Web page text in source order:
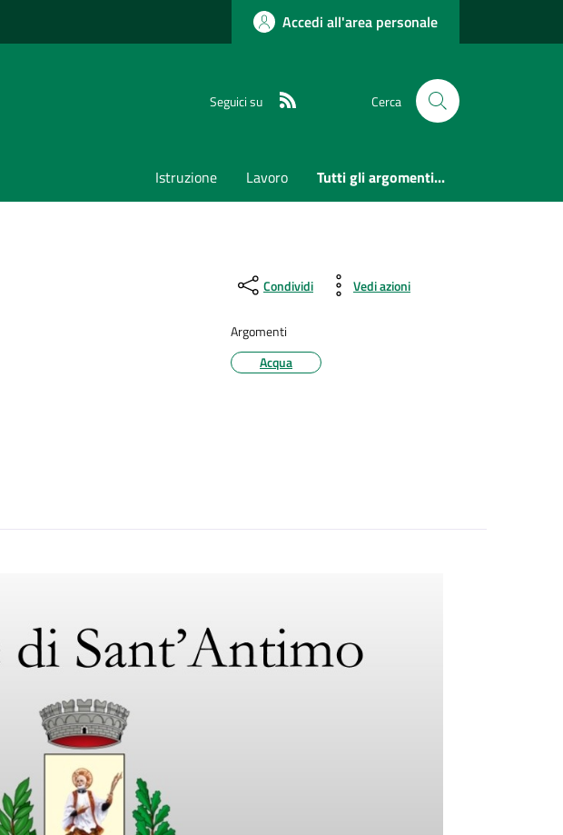
Accedi all'area personale
Seguici su Cerca
Istruzione Lavoro Tutti gli argomenti...
Condividi Vedi azioni
Argomenti
Acqua